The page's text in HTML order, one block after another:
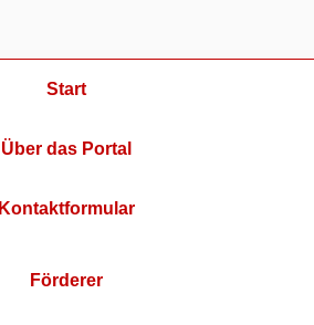
Start
Über das Portal
Kontaktformular
Förderer